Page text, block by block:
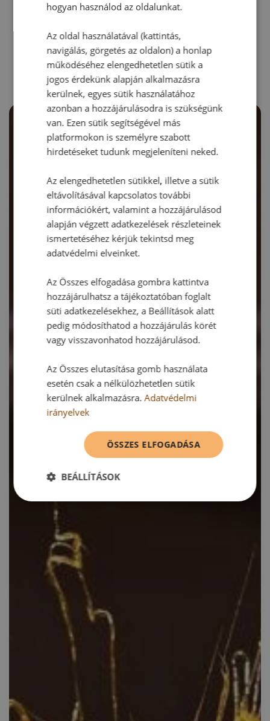
RECEPTAJÁNLÓ
hogyan használod az oldalunkat.
Az oldal használatával (kattintás,
navigálás, görgetés az oldalon) a honlap
működéséhez elengedhetetlen sütik a
jogos érdekünk alapján alkalmazásra
kerülnek, egyes sütik használatához
azonban a hozzájárulásodra is szükségünk
van. Ezen sütik segítségével más
platformokon is személyre szabott
hirdetéseket tudunk megjeleníteni neked.
Az elengedhetetlen sütikkel, illetve a sütik
eltávolításával kapcsolatos további
információkért, valamint a hozzájárulásod
alapján végzett adatkezelések részleteinek
ismertetéséhez kérjük tekintsd meg
adatvédelmi elveinket.
Az Összes elfogadása gombra kattintva
hozzájárulhatsz a tájékoztatóban foglalt
süti adatkezelésekhez, a Beállítások alatt
pedig módosíthatod a hozzájárulás körét
vagy visszavonhatod hozzájárulásod.
Az Összes elutasítása gomb használata
esetén csak a nélkülözhetetlen sütik
kerülnek alkalmazásra.Adatvédelmi
irányelvek
ÖSSZES ELFOGADÁSA
BEÁLLÍTÁSOK